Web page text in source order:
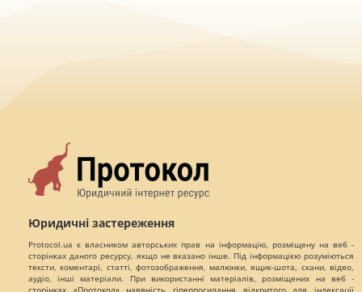
Юридичні застереження
Protocol.ua є власником авторських прав на інформацію, розміщену на веб -
сторінках даного ресурсу, якщо не вказано інше. Під інформацією розуміються
тексти, коментарі, статті, фотозображення, малюнки, ящик-шота, скани, відео,
аудіо, інші матеріали. При використанні матеріалів, розміщених на веб -
сторінках «Протокол» наявність гіперпосилання відкритого для індексації